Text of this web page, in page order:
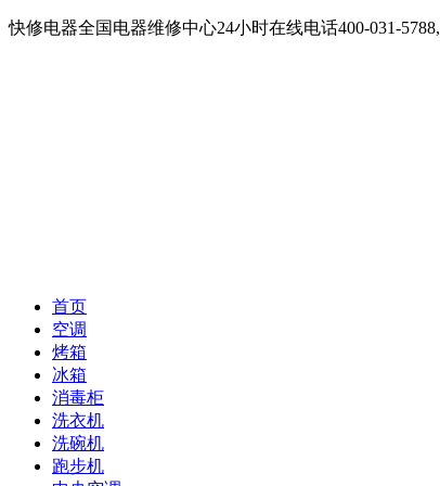
快修电器全国电器维修中心24小时在线电话400-031-
首页
空调
烤箱
冰箱
消毒柜
洗衣机
洗碗机
跑步机